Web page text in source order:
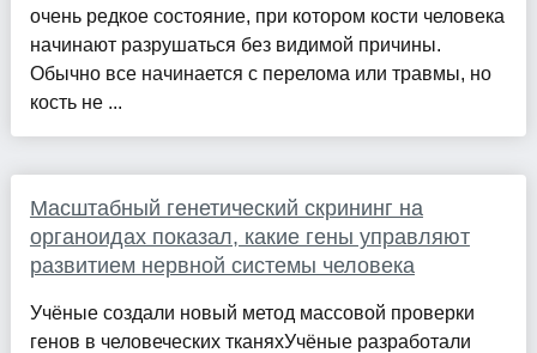
очень редкое состояние, при котором кости человека
начинают разрушаться без видимой причины.
Обычно все начинается с перелома или травмы, но
кость не ...
Масштабный генетический скрининг на
органоидах показал, какие гены управляют
развитием нервной системы человека
Учёные создали новый метод массовой проверки
генов в человеческих тканяхУчёные разработали